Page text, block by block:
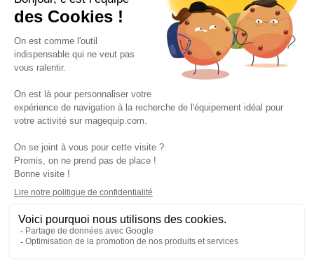
Suivez-nous
VOS SERVICES
VOS DEMANDES
NOTRE SOCIETE
CGV Données personnelles Prix euro HT
Nos partenaires·Guides et conseils